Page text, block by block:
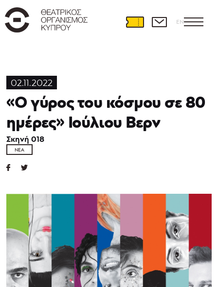
EN
02.11.2022
«Ο γύρος του κόσμου σε 80
ημέρες» Ιούλιου Βερν
Σκηνή 018
ΝΈΑ